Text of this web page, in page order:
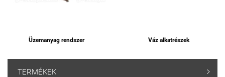
Üzemanyag rendszer Váz alkatrészek
TERMÉKEK 